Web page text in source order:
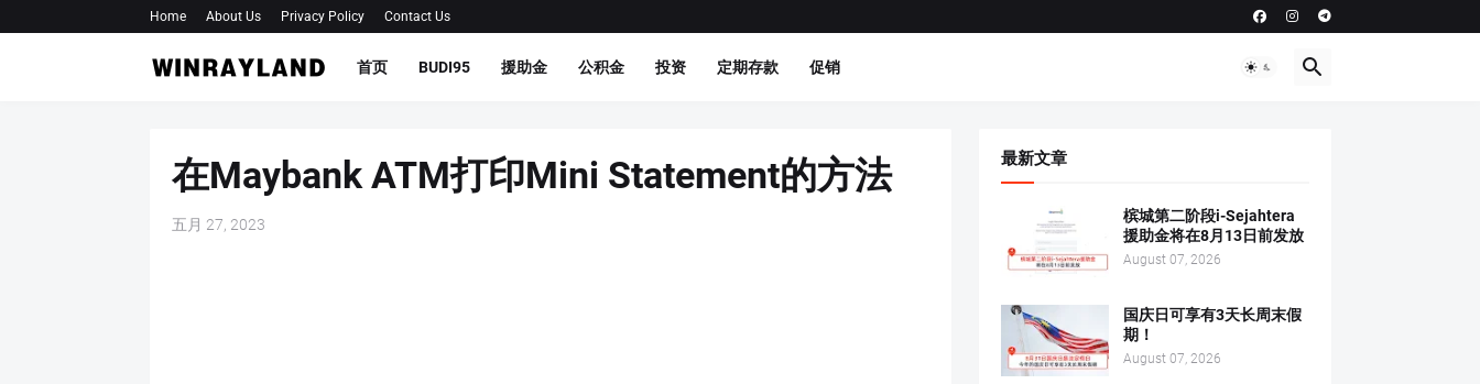
Home About Us Privacy Policy Contact Us
首页 BUDI95 援助金 公积金 投资 定期存款 促销
在Maybank ATM打印Mini Statement的方法
五月 27, 2023
最新文章
槟城第二阶段i-Sejahtera
援助金将在8月13日前发放
August 07, 2026
国庆日可享有3天长周末假
期！
August 07, 2026